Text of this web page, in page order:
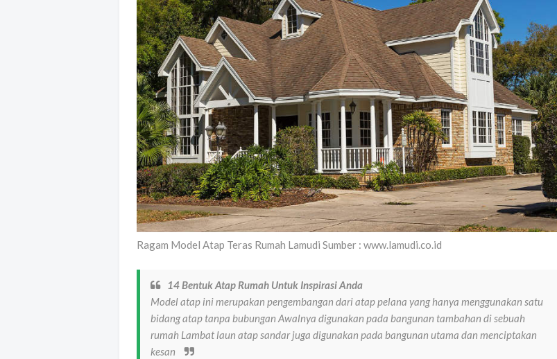
Ragam Model Atap Teras Rumah Lamudi Sumber : www.lamudi.co.id
14 Bentuk Atap Rumah Untuk Inspirasi Anda
Model atap ini merupakan pengembangan dari atap pelana yang hanya menggunakan satu
bidang atap tanpa bubungan Awalnya digunakan pada bangunan tambahan di sebuah
rumah Lambat laun atap sandar juga digunakan pada bangunan utama dan menciptakan
kesan